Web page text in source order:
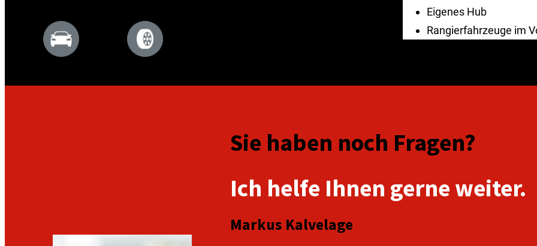
Eigenes Hub
Rangierfahrzeuge im
Sie haben noch Fragen?
Ich helfe Ihnen gerne weiter.
Markus Kalvelage